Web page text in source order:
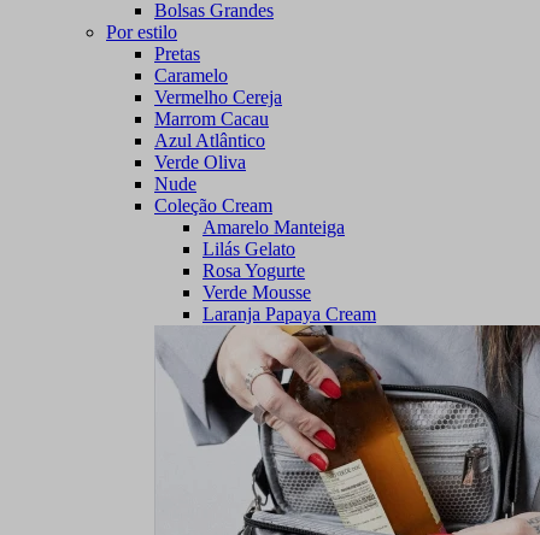
Bolsas Grandes
Por estilo
Pretas
Caramelo
Vermelho Cereja
Marrom Cacau
Azul Atlântico
Verde Oliva
Nude
Coleção Cream
Amarelo Manteiga
Lilás Gelato
Rosa Yogurte
Verde Mousse
Laranja Papaya Cream